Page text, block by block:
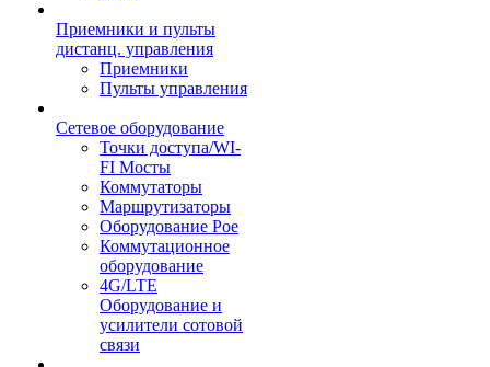
Приемники и пульты
дистанц. управления
Приемники
Пульты управления
Сетевое оборудование
Точки доступа/WI-
FI Мосты
Коммутаторы
Маршрутизаторы
Оборудование Poe
Коммутационное
оборудование
4G/LTE
Оборудование и
усилители сотовой
связи